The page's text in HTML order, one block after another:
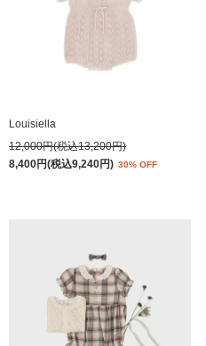
Louisiella
12,000円(税込13,200円)
8,400円(税込9,240円) 30% OFF